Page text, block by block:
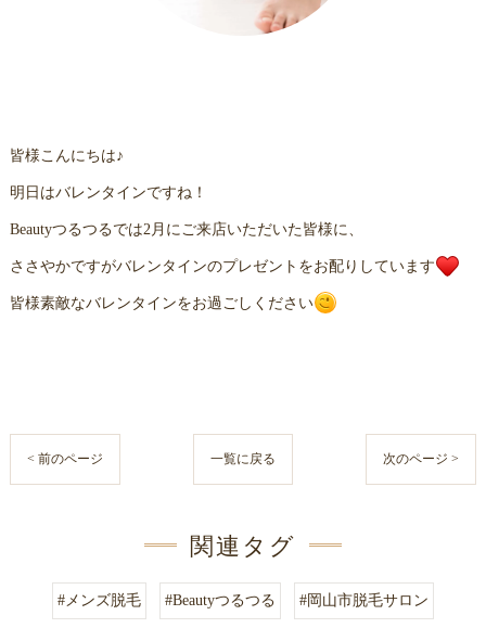
皆様こんにちは♪
明日はバレンタインですね！
Beautyつるつるでは2月にご来店いただいた皆様に、
ささやかですがバレンタインのプレゼントをお配りしています
皆様素敵なバレンタインをお過ごしください
< 前のページ 一覧に戻る 次のページ >
関連タグ
#メンズ脱毛 #Beautyつるつる #岡山市脱毛サロン